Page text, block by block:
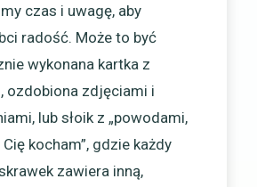
czas i uwagę, aby
radość. Może to być
wykonana kartka z
ozdobiona zdjęciami i
lub słoik z „powodami,
kocham”, gdzie każdy
zawiera inną,